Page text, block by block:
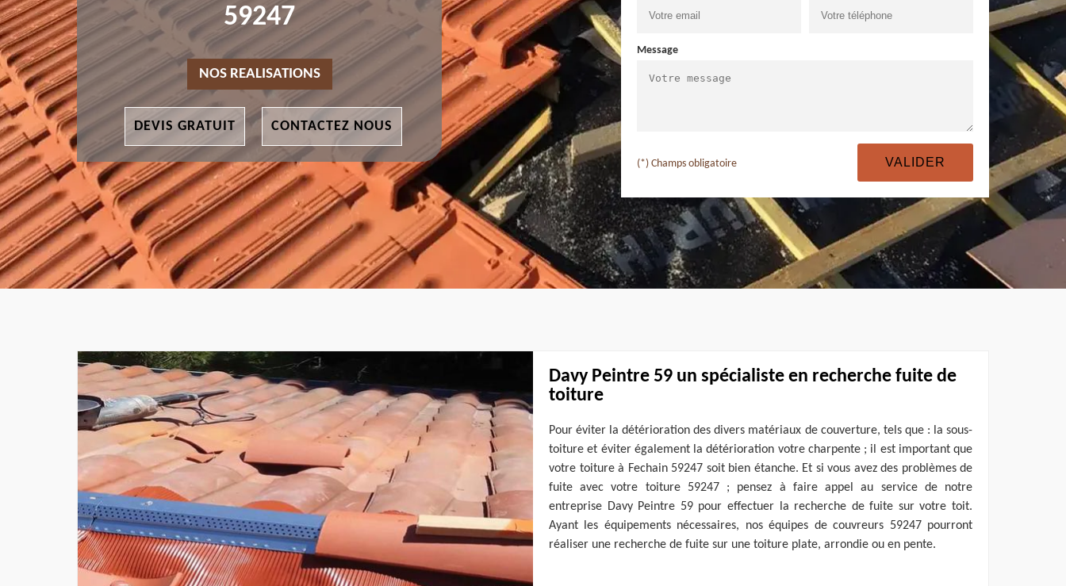
59247
NOS REALISATIONS
DEVIS GRATUIT CONTACTEZ NOUS
Message
(*) Champs obligatoire
Davy Peintre 59 un spécialiste en recherche fuite de
toiture
Pour éviter la détérioration des divers matériaux de couverture, tels que : la sous-
toiture et éviter également la détérioration votre charpente ; il est important que
votre toiture à Fechain 59247 soit bien étanche. Et si vous avez des problèmes de
fuite avec votre toiture 59247 ; pensez à faire appel au service de notre
entreprise Davy Peintre 59 pour effectuer la recherche de fuite sur votre toit.
Ayant les équipements nécessaires, nos équipes de couvreurs 59247 pourront
réaliser une recherche de fuite sur une toiture plate, arrondie ou en pente.